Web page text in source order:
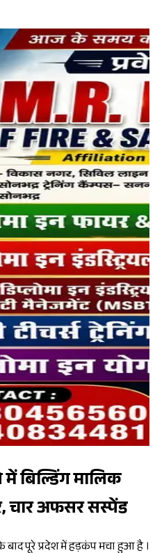
बिल्डिंग मालिक
चार अफसर सस्पेंड
बाद पूरे प्रदेश में हड़कंप मचा हुआ है ।